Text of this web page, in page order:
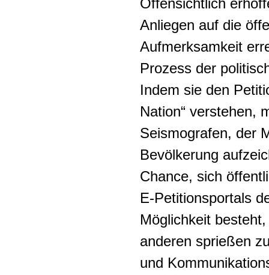
Offensichtlich
Anliegen auf die
Aufmerksamkeit
Prozess der
Indem sie den
Nation“ verstehen,
Seismografen, der
Bevölkerung
Chance, sich
E-Petitionsportals
Möglichkeit
anderen sprießen
und